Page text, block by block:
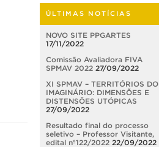
ÚLTIMAS NOTÍCIAS
NOVO SITE PPGARTES
17/11/2022
Comissão Avaliadora FIVA
SPMAV 2022 27/09/2022
XI SPMAV – TERRITÓRIOS DO
IMAGINÁRIO: DIMENSÕES E
DISTENSÕES UTÓPICAS
27/09/2022
Resultado final do processo
seletivo – Professor Visitante,
edital nº122/2022 22/09/2022